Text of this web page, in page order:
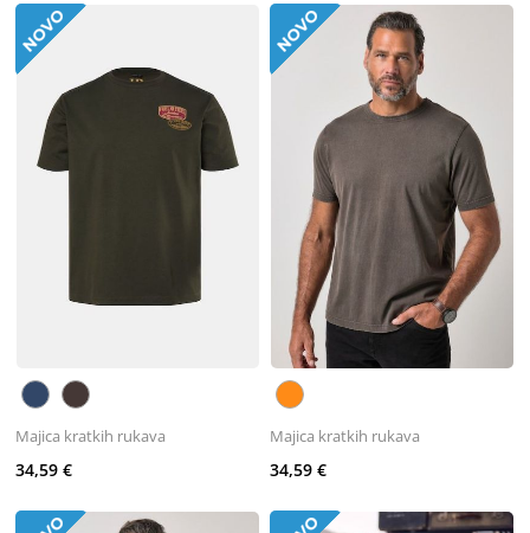
Majica kratkih rukava
34,59 €
Majica kratkih rukava
34,59 €